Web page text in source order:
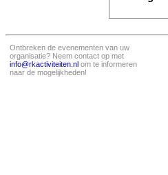
Ontbreken de evenementen van uw
organisatie? Neem contact op met
info@rkactiviteiten.nl om te informeren
naar de mogelijkheden!